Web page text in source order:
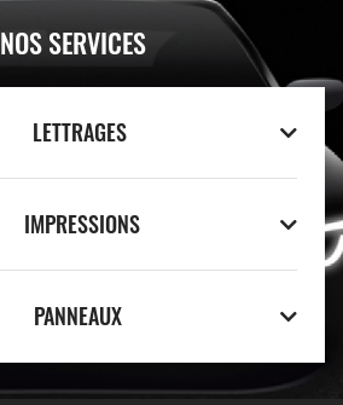
NOS SERVICES
LETTRAGES
IMPRESSIONS
PANNEAUX